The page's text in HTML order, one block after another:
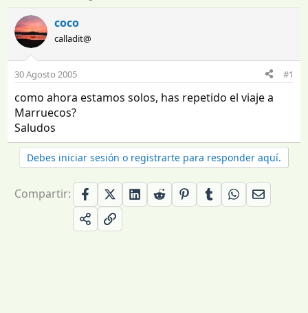
n
i
c
i
a
d
o
r
d
e
t
e
a
e
c
a
d
e
i
n
i
o
coco
calladit@
30 Agosto 2005 #1
como ahora estamos solos, has repetido el viaje a
Marruecos?
Saludos
Debes iniciar sesión o registrarte para responder aquí.
Compartir: